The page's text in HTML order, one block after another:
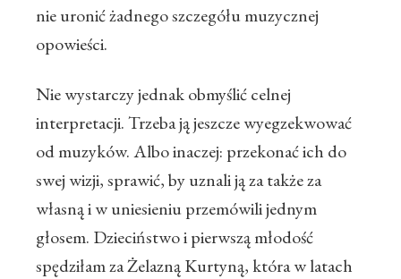
nie uronić żadnego szczegółu muzycznej
opowieści.
Nie wystarczy jednak obmyślić celnej
interpretacji. Trzeba ją jeszcze wyegzekwować
od muzyków. Albo inaczej: przekonać ich do
swej wizji, sprawić, by uznali ją za także za
własną i w uniesieniu przemówili jednym
głosem. Dzieciństwo i pierwszą młodość
spędziłam za Żelazną Kurtyną, która w latach